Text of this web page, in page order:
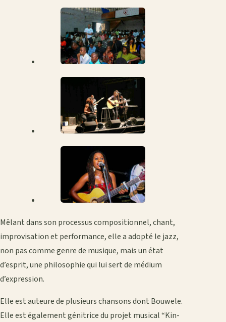
Mêlant dans son processus compositionnel, chant,
improvisation et performance, elle a adopté le jazz,
non pas comme genre de musique, mais un état
d’esprit, une philosophie qui lui sert de médium
d’expression.
Elle est auteure de plusieurs chansons dont Bouwele.
Elle est également génitrice du projet musical “Kin-